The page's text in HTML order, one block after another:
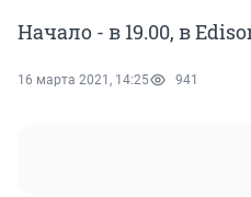
Начало - в 19.00, в
16 марта 2021, 14:25 941